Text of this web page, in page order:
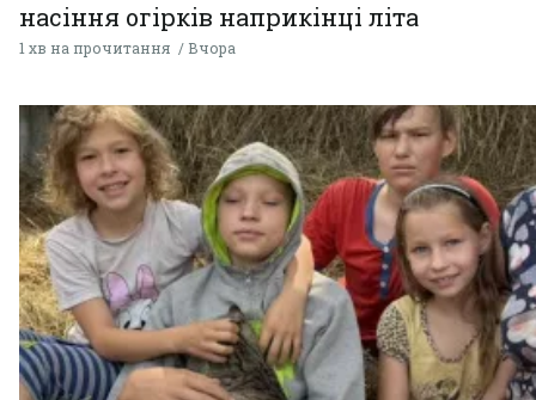
насіння огірків наприкінці літа
1 хв на прочитання Вчора